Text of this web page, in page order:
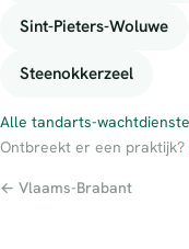
Sint-Pieters-Woluwe
Steenokkerzeel
Alle tandarts-
Ontbreekt er een praktijk?
← Vlaams-Brabant